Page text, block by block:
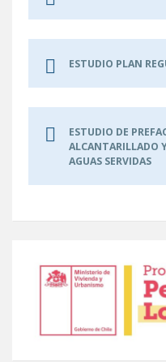
ESTUDIO PLAN
ESTUDIO DE
ALCANTARILLADO
AGUAS SERVIDAS